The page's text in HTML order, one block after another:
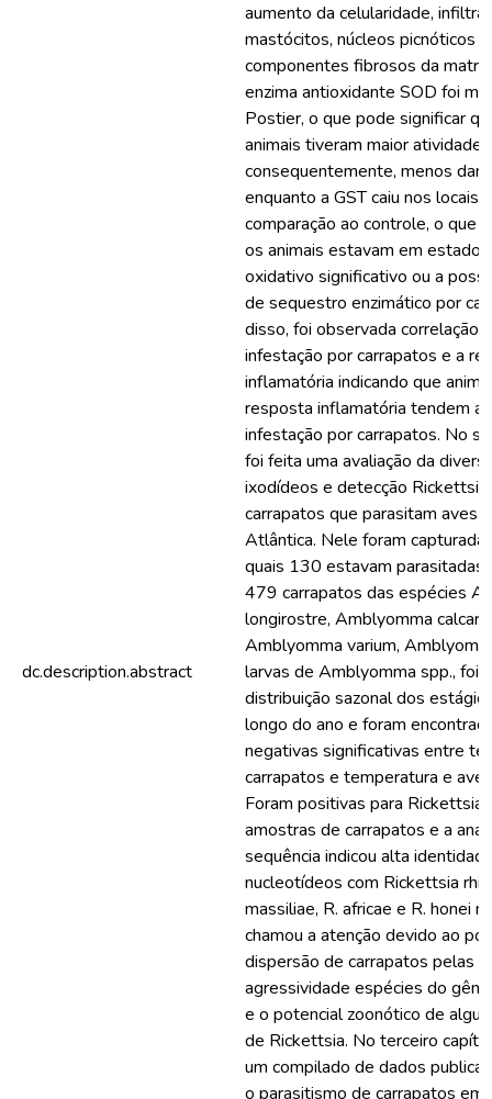
dc.description.abstract
aumento da celularidade,
mastócitos, núcleos picnóticos
componentes fibrosos da
enzima antioxidante SOD foi
Postier, o que pode significar
animais tiveram maior atividade
consequentemente, menos
enquanto a GST caiu nos locais
comparação ao controle, o que
os animais estavam em estado
oxidativo significativo ou a
de sequestro enzimático por
disso, foi observada correlação
infestação por carrapatos e a
inflamatória indicando que
resposta inflamatória tendem a
infestação por carrapatos. No
foi feita uma avaliação da
ixodídeos e detecção Rickettsia
carrapatos que parasitam aves
Atlântica. Nele foram
quais 130 estavam parasitadas
479 carrapatos das espécies
longirostre, Amblyomma
Amblyomma varium,
larvas de Amblyomma spp., foi
distribuição sazonal dos
longo do ano e foram
negativas significativas entre
carrapatos e temperatura e
Foram positivas para Rickettsia
amostras de carrapatos e a
sequência indicou alta
nucleotídeos com Rickettsia
massiliae, R. africae e R. honei
chamou a atenção devido ao
dispersão de carrapatos pelas
agressividade espécies do
e o potencial zoonótico de
de Rickettsia. No terceiro
um compilado de dados
o parasitismo de carrapatos em